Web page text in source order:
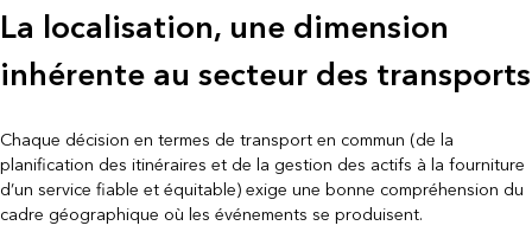
La localisation, une dimension
inhérente au secteur des transports
Chaque décision en termes de transport en commun (de la
planification des itinéraires et de la gestion des actifs à la fourniture
d’un service fiable et équitable) exige une bonne compréhension du
cadre géographique où les événements se produisent.